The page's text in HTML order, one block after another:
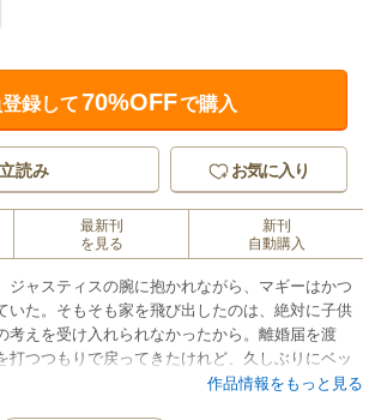
録して70%OFFで購入
読み お気に入り
最新刊
を見る
新刊
自動購入
ジャスティスの腕に抱かれながら、マギーはかつ
いた。そもそも家を飛び出したのは、絶対に子供
考えを受け入れられなかったから。離婚届を渡
打つつもりで戻ってきたけれど、久しぶりにベッ
の愛を確信したマギーは、ついに彼も考え直して
作品情報をもっと見る